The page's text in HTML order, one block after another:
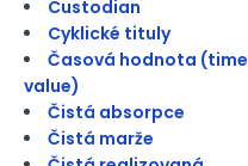
Custodian
Cyklické tituly
Časová hodnota (time
value)
Čistá absorpce
Čistá marže